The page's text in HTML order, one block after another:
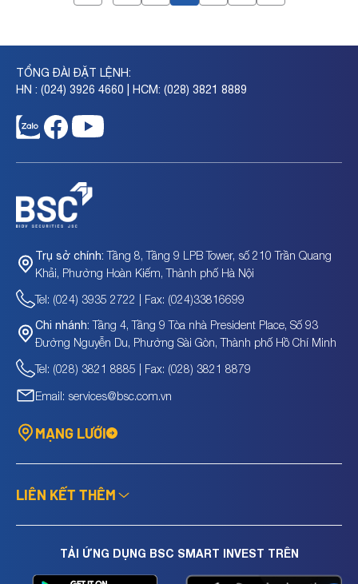
TỔNG ĐÀI ĐẶT LỆNH:
HN : (024) 3926 4660 | HCM: (028) 3821 8889
Trụ sở chính: Tầng 8, Tầng 9 LPB Tower, số 210 Trần Quang
Khải, Phường Hoàn Kiếm, Thành phố Hà Nội
Tel: (024) 3935 2722 | Fax: (024)33816699
Chi nhánh: Tầng 4, Tầng 9 Tòa nhà President Place, Số 93
Đường Nguyễn Du, Phường Sài Gòn, Thành phố Hồ Chí Minh
Tel: (028) 3821 8885 | Fax: (028) 3821 8879
Email: services@bsc.com.vn
MẠNG LƯỚI
LIÊN KẾT THÊM
TẢI ỨNG DỤNG BSC SMART INVEST TRÊN